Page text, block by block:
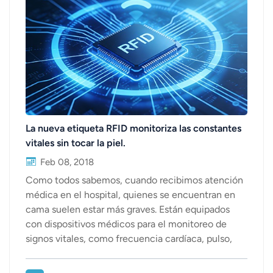
La nueva etiqueta RFID monitoriza las constantes
vitales sin tocar la piel.
Feb 08, 2018
Como todos sabemos, cuando recibimos atención
médica en el hospital, quienes se encuentran en
cama suelen estar más graves. Están equipados
con dispositivos médicos para el monitoreo de
signos vitales, como frecuencia cardíaca, pulso,
claramente a través de estos dispositivos. Estos